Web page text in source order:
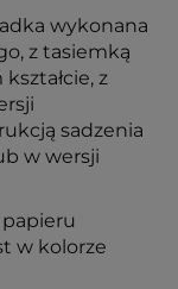
wykonana
z tasiemką
z
sadzenia
w wersji
w kolorze